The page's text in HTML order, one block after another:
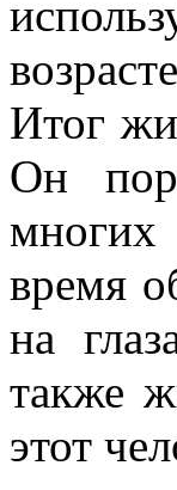
Итог
Он
время
на
также
этот